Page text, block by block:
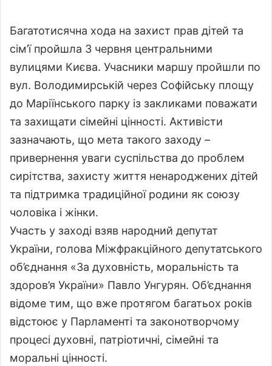
Багатотисячна хода на захист прав дітей та
сім’ї пройшла 3 червня центральними
вулицями Києва. Учасники маршу пройшли по
вул. Володимирській через Софійську площу
до Маріїнського парку із закликами поважати
та захищати сімейні цінності. Активісти
зазначають, що мета такого заходу –
привернення уваги суспільства до проблем
сирітства, захисту життя ненароджених дітей
та підтримка традиційної родини як союзу
чоловіка і жінки.
Участь у заході взяв народний депутат
України, голова Міжфракційного депутатського
об’єднання «За духовність, моральність та
здоров’я України» Павло Унгурян. Об’єднання
відоме тим, що вже протягом багатьох років
відстоює у Парламенті та законотворчому
процесі духовні, патріотичні, сімейні та
моральні цінності.